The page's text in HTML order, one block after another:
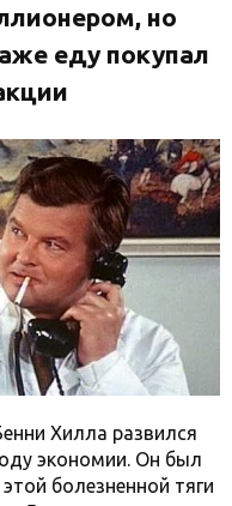
но
еду покупал
Хилла развился
экономии. Он был
болезненной тяги